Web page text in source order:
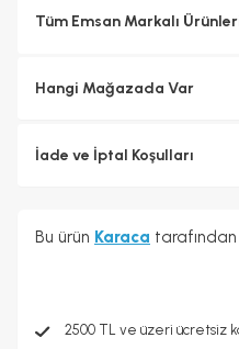
Tüm Emsan Markalı
Hangi Mağazada Var
İade ve İptal Koşulları
Bu ürün Karaca
2500 TL ve üzeri ücretsiz